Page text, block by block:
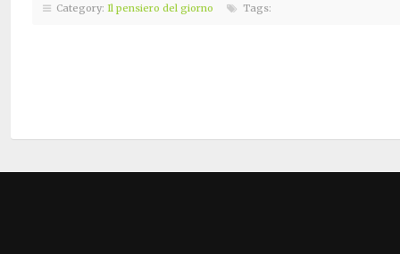
Category: Il pensiero del giorno Tags: